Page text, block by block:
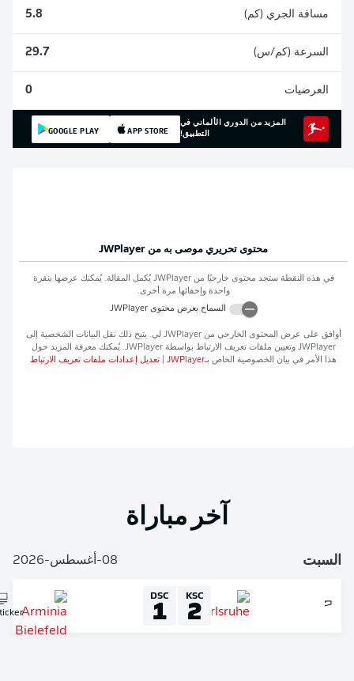
مسافة الجري (كم)
السرعة (كم/س) 29.7
العرضيات
المزيد من الدوري الألماني في
التطبيق!
APP STORE
GOOGLE PLAY
محتوى تحريري موصى به من JWPlayer
في هذه النقطة ستجد محتوى خارجيًا منJWPlayer يُكمل المقالة. يُمكنك عرضها بنقرة
واحدة وإخفائها مرة أخرى.
السماح بعرض محتوىJWPlayer
على عرض المحتوى الخارجي من JWPlayer لي. يتيح ذلك نقل البيانات الشخصية إلى
JWPlayer وتعيين ملفات تعريف الارتباط بواسطةJWPlayer . يُمكنك معرفة المزيد حول
الأمر في بيان الخصوصية الخاص بـJWPlayer
|تعديل إعدادات ملفات تعريف الارتباط
آخر مباراة
2
Liveticker